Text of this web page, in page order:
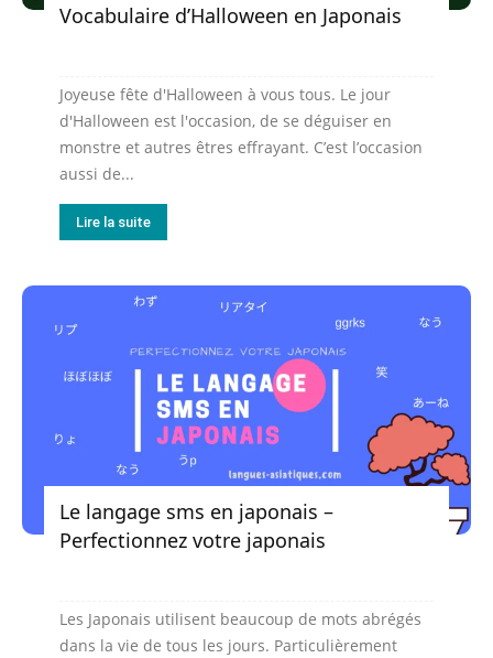
Vocabulaire d’Halloween en Japonais
Joyeuse fête d'Halloween à vous tous. Le jour
d'Halloween est l'occasion, de se déguiser en
monstre et autres êtres effrayant. C’est l’occasion
aussi de...
Lire la suite
Le langage sms en japonais –
Perfectionnez votre japonais
Les Japonais utilisent beaucoup de mots abrégés
dans la vie de tous les jours. Particulièrement